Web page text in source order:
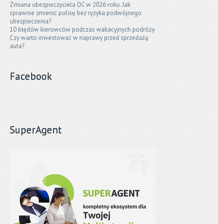
Zmiana ubezpieczyciela OC w 2026 roku. Jak
sprawnie zmienić polisę bez ryzyka podwójnego
ubezpieczenia?
10 błędów kierowców podczas wakacyjnych podróży
Czy warto inwestować w naprawy przed sprzedażą
auta?
Facebook
SuperAgent